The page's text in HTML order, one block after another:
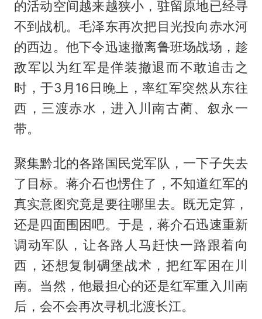
的活动空间越来越狭小，驻留原地已经寻
不到战机。毛泽东再次把目光投向赤水河
的西边。他下令迅速撤离鲁班场战场，趁
敌军以为红军是佯装撤退而不敢追击之
时，于3月16日晚上，率红军突然从东往
西，三渡赤水，进入川南古蔺、叙永一
带。
聚集黔北的各路国民党军队，一下子失去
了目标。蒋介石也愣住了，不知道红军的
真实意图究竟是要往哪里去。既无定算，
还是四面围困吧。于是，蒋介石迅速重新
调动军队，让各路人马赶快一路跟着向
西，还想复制碉堡战术，把红军困在川
南。当然，他最担心的还是红军重入川南
后，会不会再次寻机北渡长江。